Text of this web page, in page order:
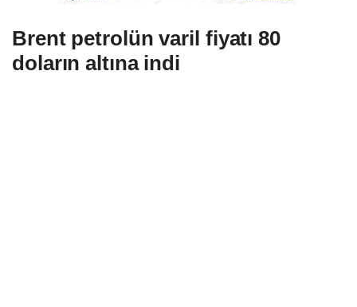
Brent petrolün varil fiyatı 80
doların altına indi